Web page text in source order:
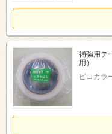
補強用テ
用）
ピコカラ